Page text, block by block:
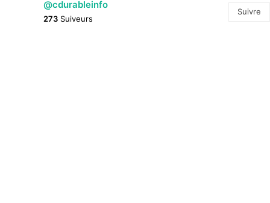
@cdurableinfo
273 Suiveurs
Suivre